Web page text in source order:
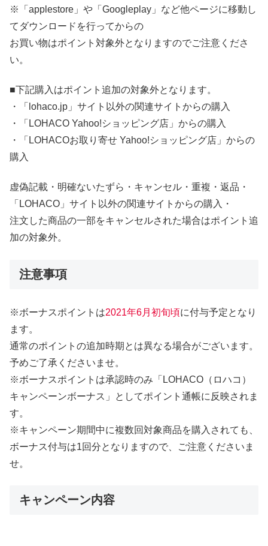
※「applestore」や「Googleplay」など他ページに移動し
てダウンロードを行ってからの
お買い物はポイント対象外となりますのでご注意くださ
い。
■下記購入はポイント追加の対象外となります。
・「lohaco.jp」サイト以外の関連サイトからの購入
・「LOHACO Yahoo!ショッピング店」からの購入
・「LOHACOお取り寄せ Yahoo!ショッピング店」からの
購入
虚偽記載・明確ないたずら・キャンセル・重複・返品・
「LOHACO」サイト以外の関連サイトからの購入・
注文した商品の一部をキャンセルされた場合はポイント追
加の対象外。
注意事項
※ボーナスポイントは2021年6月初旬頃に付与予定となり
ます。
通常のポイントの追加時期とは異なる場合がございます。
予めご了承くださいませ。
※ボーナスポイントは承認時のみ「LOHACO（ロハコ）
キャンペーンボーナス」としてポイント通帳に反映されま
す。
※キャンペーン期間中に複数回対象商品を購入されても、
ボーナス付与は1回分となりますので、ご注意くださいま
せ。
キャンペーン内容